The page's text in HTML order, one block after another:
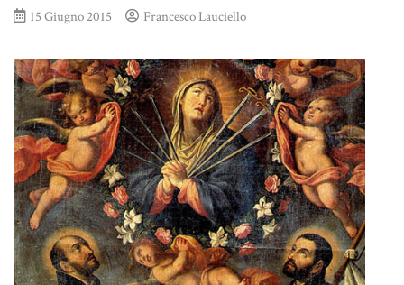
15 Giugno 2015 Francesco Lauciello